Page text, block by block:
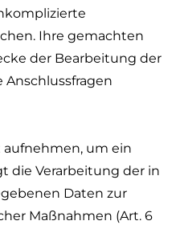
Ihre gemachten
der Bearbeitung der
Anschlussfragen
aufnehmen, um ein
die Verarbeitung der in
Daten zur
Maßnahmen (Art. 6